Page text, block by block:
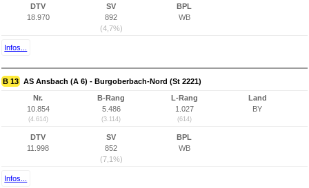
DTV
18.970
SV
892
(4,7%)
BPL
WB
Infos...
B 13 AS Ansbach (A 6) - Burgoberbach-Nord (St 2221)
Nr.
10.854
(4.614)
B-Rang
5.486
(3.114)
L-Rang
1.027
(614)
Land
BY
DTV
11.998
SV
852
(7,1%)
BPL
WB
Infos...